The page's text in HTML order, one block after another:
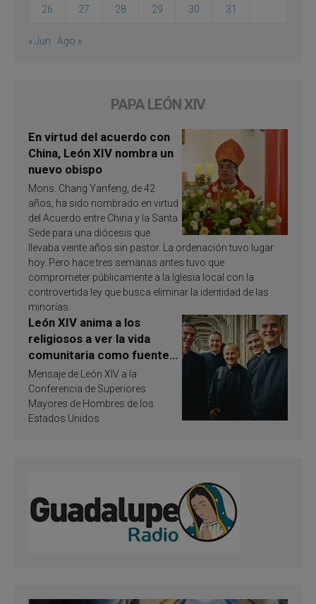
26 27 28 29 30 31
« Jun Ago »
PAPA LEÓN XIV
En virtud del acuerdo con
China, León XIV nombra un
nuevo obispo
Mons. Chang Yanfeng, de 42
años, ha sido nombrado en virtud
del Acuerdo entre China y la Santa
Sede para una diócesis que
llevaba veinte años sin pastor. La ordenación tuvo lugar
hoy. Pero hace tres semanas antes tuvo que
comprometer públicamente a la Iglesia local con la
controvertida ley que busca eliminar la identidad de las
minorías.
León XIV anima a los
religiosos a ver la vida
comunitaria como fuente
de inspiración y
santificación
Mensaje de León XIV a la
Conferencia de Superiores
Mayores de Hombres de los
Estados Unidos